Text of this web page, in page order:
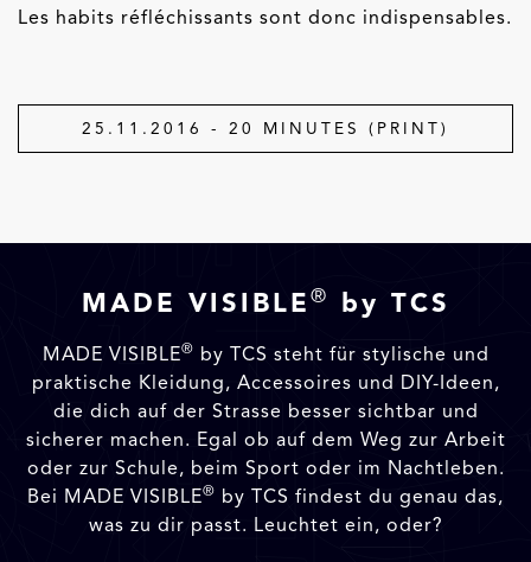
Les habits réfléchissants sont donc indispensables.
25.11.2016 - 20 MINUTES (PRINT)
MADE VISIBLE ® by TCS
MADE VISIBLE® by TCS steht für stylische und
praktische Kleidung, Accessoires und DIY-Ideen,
die dich auf der Strasse besser sichtbar und
sicherer machen. Egal ob auf dem Weg zur Arbeit
oder zur Schule, beim Sport oder im Nachtleben.
Bei MADE VISIBLE® by TCS findest du genau das,
was zu dir passt. Leuchtet ein, oder?